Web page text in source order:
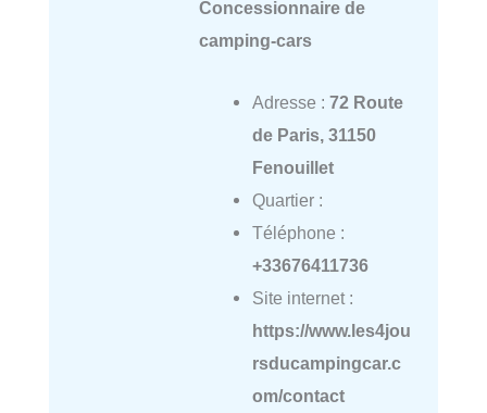
Concessionnaire de
camping-cars
Adresse : 72 Route
de Paris, 31150
Fenouillet
Quartier :
Téléphone :
+33676411736
Site internet :
https://www.les4jou
rsducampingcar.c
om/contact